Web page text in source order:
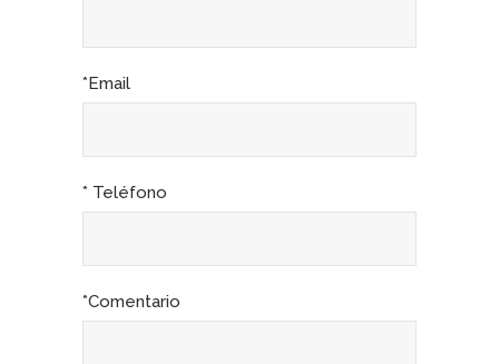
*Email
* Teléfono
*Comentario